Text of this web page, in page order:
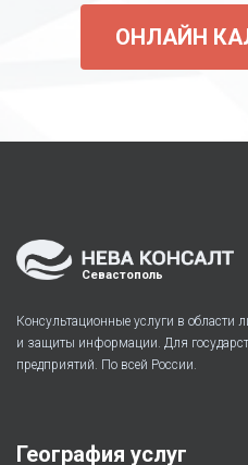
ОНЛАЙН
Севастополь
Консультационные услуги в области
и защиты информации. Для
предприятий. По всей России.
География услуг